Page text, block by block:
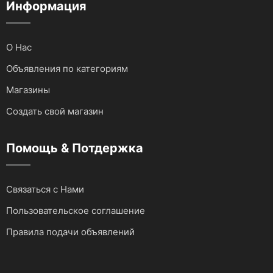
Информация
О Нас
Объявления по категориям
Магазины
Создать свой магазин
Помощь & Потдержка
Связаться с Нами
Пользовательское соглашение
Правила подачи объявлений